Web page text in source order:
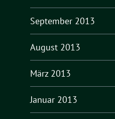
September 2013
August 2013
März 2013
Januar 2013